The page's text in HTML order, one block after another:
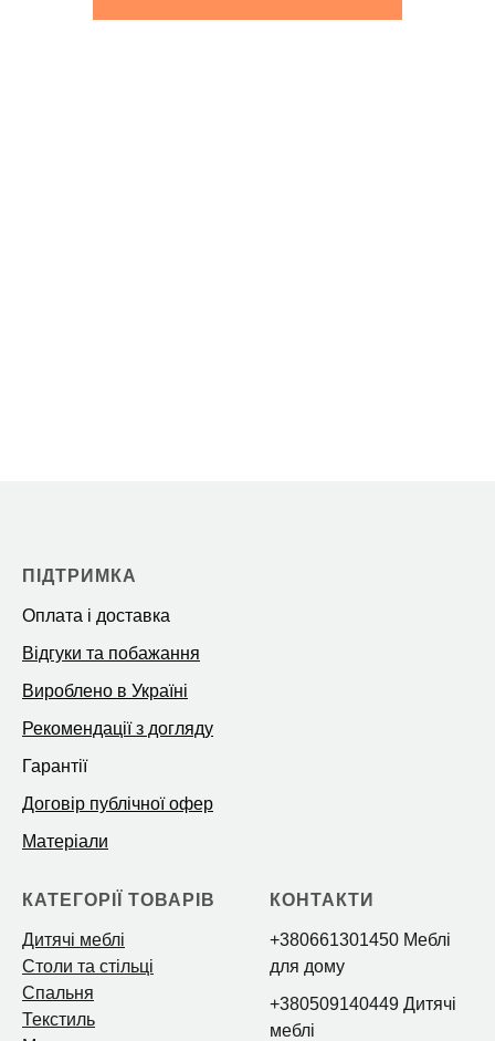
ПІДТРИМКА
Оплата і доставка
Відгуки та побажання
Вироблено в Україні
Рекомендації з догляду
Гарантії
Договір публічної офер
Матеріали
КАТЕГОРІЇ ТОВАРІВ
Дитячі меблі
Столи та стільці
Спальня
Текстиль
КОНТАКТИ
+380661301450 Меблі
для дому
+380509140449 Дитячі
меблі